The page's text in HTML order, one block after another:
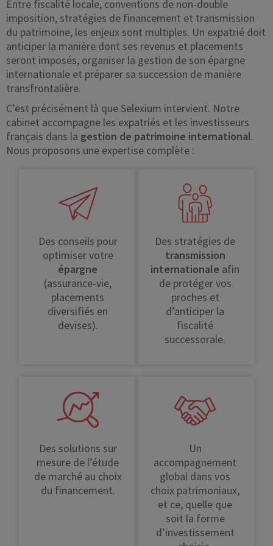
approfondi.
Entre fiscalité locale, conventions de non-double
imposition, stratégies de financement et transmission
du patrimoine, les enjeux sont multiples. Un expatrié doit
anticiper la manière dont ses revenus et placements
seront imposés, organiser la gestion de son épargne
internationale et préparer sa succession de manière
transfrontalière.
C’est précisément là que Selexium intervient. Notre
cabinet accompagne les expatriés et les investisseurs
français dans la gestion de patrimoine international.
Nous proposons une expertise complète :
Des conseils pour
optimiser votre
épargne
(assurance-vie,
placements
diversifiés en
devises).
Des stratégies de
transmission
internationale afin
de protéger vos
proches et
d’anticiper la
fiscalité
successorale.
Des solutions sur
mesure de l’étude
de marché au choix
du financement.
Un
accompagnement
global dans vos
choix patrimoniaux,
et ce, quelle que
soit la forme
d’investissement